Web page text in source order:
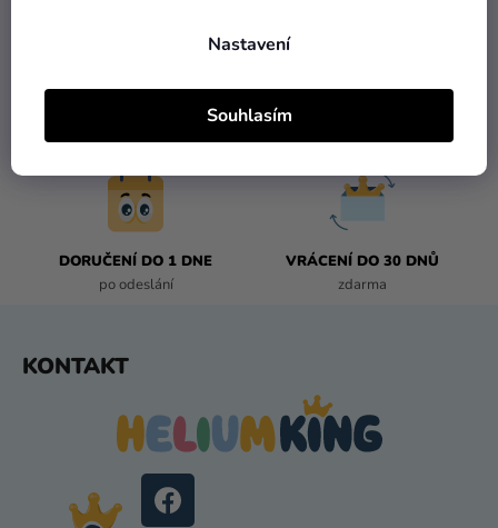
Nastavení
Souhlasím
VŠECHNO SKLADEM
více než 30 000 produktů
nabízíme od 1190 Kč
DORUČENÍ DO 1 DNE
po odeslání
VRÁCENÍ DO 30 DNŮ
zdarma
KONTAKT